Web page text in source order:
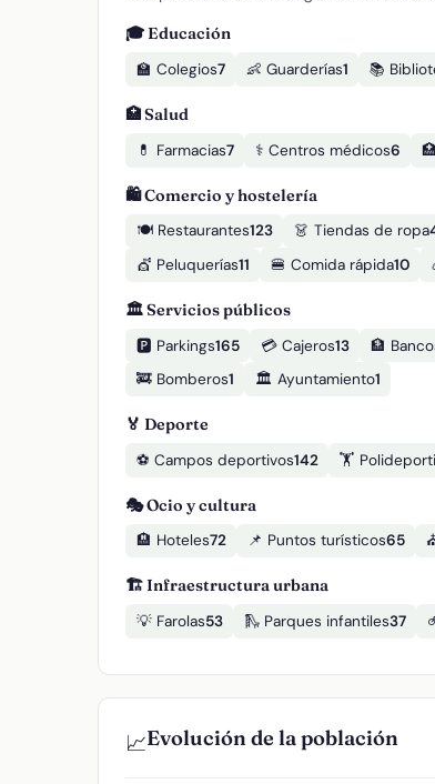
🎓 Educación
🏫 Colegios7 👶 Guarderías1 📚
🏥 Salud
💊 Farmacias7 ⚕️ Centros médicos6
🛍️ Comercio y hostelería
🍽️ Restaurantes123 👗 Tiendas de ropa
💇 Peluquerías11 🍔 Comida rápida10
🏛️ Servicios públicos
🅿️ Parkings165 💳 Cajeros13 🏦
🚒 Bomberos1 🏛️ Ayuntamiento1
🏅 Deporte
⚽ Campos deportivos142 🏋️
🎭 Ocio y cultura
🏨 Hoteles72 📌 Puntos turísticos65
🏗️ Infraestructura urbana
💡 Farolas53 🛝 Parques infantiles37
📈Evolución de la población